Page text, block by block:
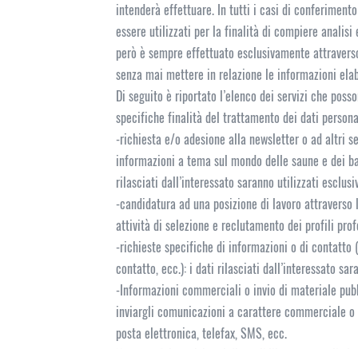
intenderà effettuare. In tutti i casi di
essere utilizzati per la finalità di compiere
però è sempre effettuato esclusivamente
senza mai mettere in relazione le informazioni
Di seguito è riportato l’elenco dei servizi che
specifiche finalità del trattamento dei dati
-richiesta e/o adesione alla newsletter o ad altri
informazioni a tema sul mondo delle saune e dei
rilasciati dall’interessato saranno utilizzati
-candidatura ad una posizione di lavoro
attività di selezione e reclutamento dei profili
-richieste specifiche di informazioni o di
contatto, ecc.): i dati rilasciati dall’interessato
-Informazioni commerciali o invio di materiale
inviargli comunicazioni a carattere commerciale
posta elettronica, telefax, SMS, ecc.